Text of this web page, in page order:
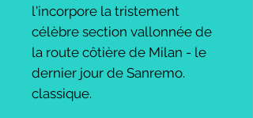
l'incorpore la tristement
célèbre section vallonnée de
la route côtière de Milan - le
dernier jour de Sanremo.
classique.